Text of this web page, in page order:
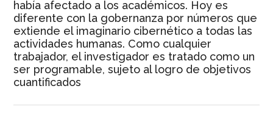
había afectado a los académicos. Hoy es
diferente con la gobernanza por números que
extiende el imaginario cibernético a todas las
actividades humanas. Como cualquier
trabajador, el investigador es tratado como un
ser programable, sujeto al logro de objetivos
cuantificados